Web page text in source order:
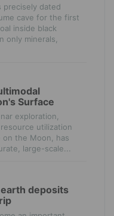
precisely dated
cave for the first
inside black
only minerals,
Surface
exploration,
utilization
on the Moon, has
large-scale...
earth deposits